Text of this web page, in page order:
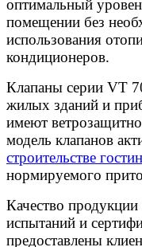
оптимальный
помещении без
использования
кондиционеров.
Клапаны серии VT
жилых зданий и
имеют
модель клапанов
строительстве
нормируемого
Качество
испытаний и
предоставлены